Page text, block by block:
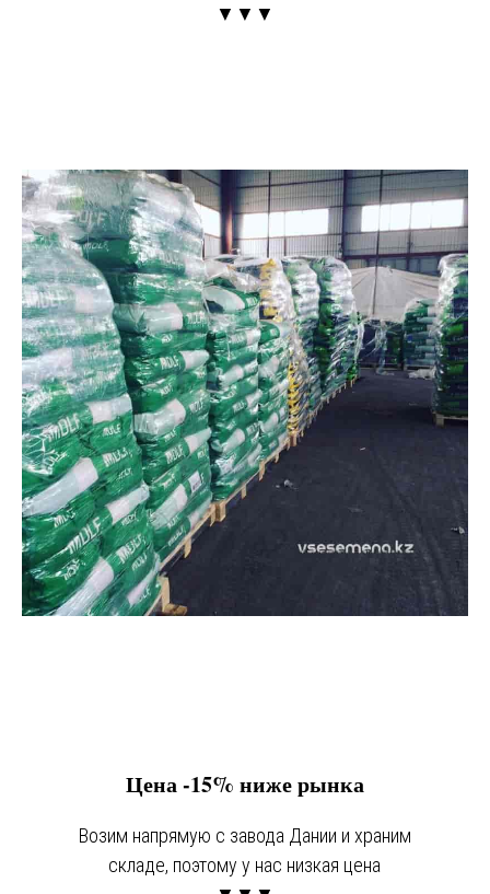
▼▼▼
Цена -15% ниже рынка
Возим напрямую с завода Дании и храним
складе, поэтому у нас низкая цена